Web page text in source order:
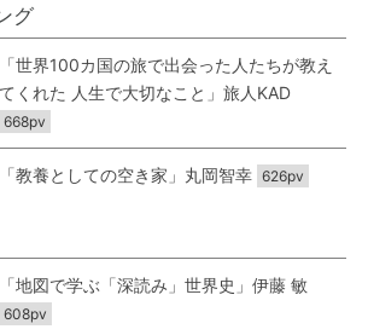
グ
「世界100カ国の旅で出会った人たちが教え
てくれた 人生で大切なこと」旅人KAD
668pv
「教養としての空き家」丸岡智幸 626pv
「地図で学ぶ「深読み」世界史」伊藤 敏
608pv